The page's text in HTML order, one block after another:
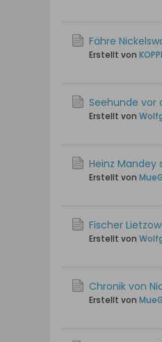
Fähre
Erstellt von
Seehunde vor
Erstellt von
Heinz Mandey
Erstellt von
Fischer
Erstellt von
Chronik von
Erstellt von